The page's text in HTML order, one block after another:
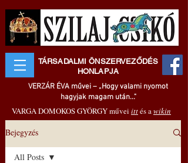
TÁRSADALMI ÖNSZERVEZŐDÉS
HONLAPJA
VERZÁR ÉVA művei – „Hogy valami nyomot
hagyjak magam után..."
VARGA DOMOKOS GYÖRGY művei ittés awikin
Bejegyzés
All Posts